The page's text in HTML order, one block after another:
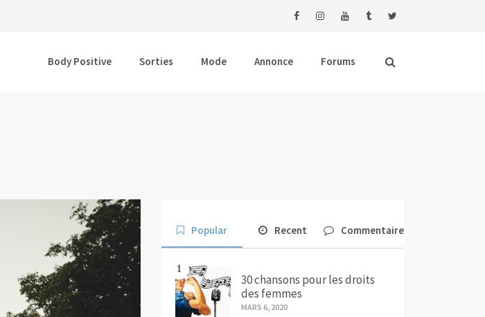
Body Positive Sorties Mode Annonce Forums
Popular Recent Commentaire
1
30 chansons pour les droits
des femmes
MARS 6, 2020